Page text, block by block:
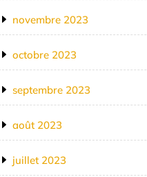
novembre 2023
octobre 2023
septembre 2023
août 2023
juillet 2023